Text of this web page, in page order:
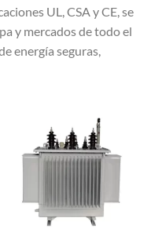
UL, CSA y CE, se
y mercados de todo el
energía seguras,